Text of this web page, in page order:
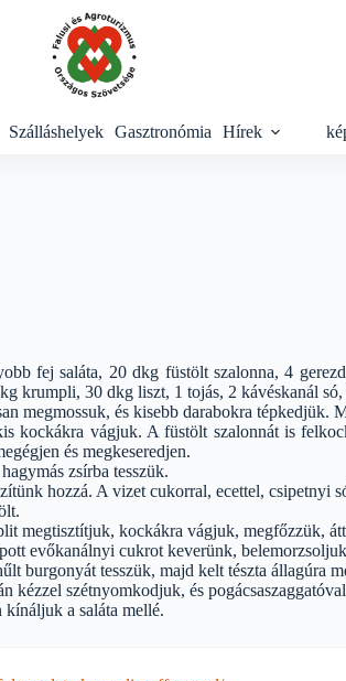
Szálláshelyek Gasztronómia Hírek
fej saláta, 20 dkg füstölt szalonna, 4
krumpli, 30 dkg liszt, 1 tojás, 2 kávéskanál
megmossuk, és kisebb darabokra tépkedjük.
kockákra vágjuk. A füstölt szalonnát is
és megkeseredjen.
zsírba tesszük.
hozzá. A vizet cukorral, ecettel, csipetnyi
megtisztítjuk, kockákra vágjuk, megfőzzük,
evőkanálnyi cukrot keverünk,
burgonyát tesszük, majd kelt tészta állagúra
kézzel szétnyomkodjuk, és
a saláta mellé.